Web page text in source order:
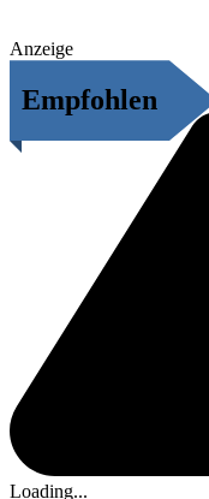
Anzeige
Empfohlen
Loading...